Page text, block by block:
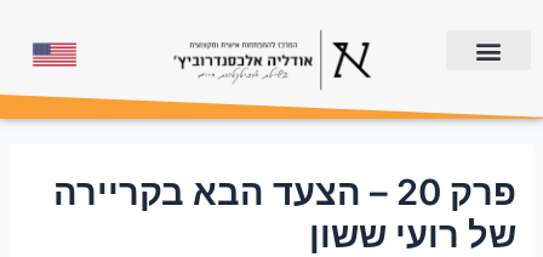
פרק 20 – הצעד הבא בקריירה
של רועי ששון